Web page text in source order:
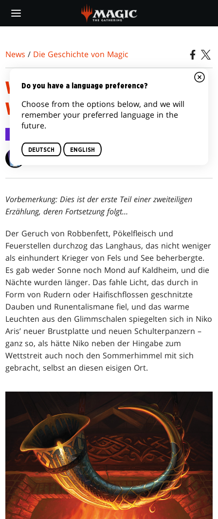
main
News / Die Geschichte von Magic
WISSE, WOHER DER WIND
WEHT
Setsu Uzumé
Vorbemerkung: Dies ist der erste Teil einer zweiteiligen
Erzählung, deren Fortsetzung folgt…
Der Geruch von Robbenfett, Pökelfleisch und
Feuerstellen durchzog das Langhaus, das nicht weniger
als einhundert Krieger von Fels und See beherbergte.
Es gab weder Sonne noch Mond auf Kaldheim, und die
Nächte wurden länger. Das fahle Licht, das durch in
Form von Rudern oder Haifischflossen geschnitzte
Dauben und Runentalismane fiel, und das warme
Leuchten aus den Glimmschalen spiegelten sich in Niko
Aris’ neuer Brustplatte und neuen Schulterpanzern –
ganz so, als hätte Niko neben der Hingabe zum
Wettstreit auch noch den Sommerhimmel mit sich
gebracht, selbst an diesen eisigen Ort.
Do you have a language preference?
Choose from the options below, and we will
remember your preferred language in the
future.
DEUTSCH ENGLISH